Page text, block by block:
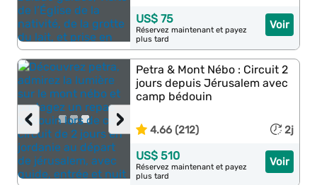
Voir
US$ 75
Réservez maintenant et payez
plus tard
›
‹
Petra & Mont Nébo : Circuit 2
jours depuis Jérusalem avec
camp bédouin
4.66 (212) 2j
Voir
US$ 510
Réservez maintenant et payez
plus tard